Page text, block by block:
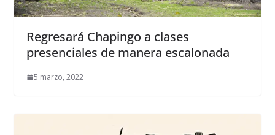
Regresará Chapingo a clases
presenciales de manera escalonada
5 marzo, 2022